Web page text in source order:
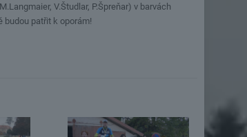
V.Študlar, P.Špreňar) v barvách
budou patřit k oporám!